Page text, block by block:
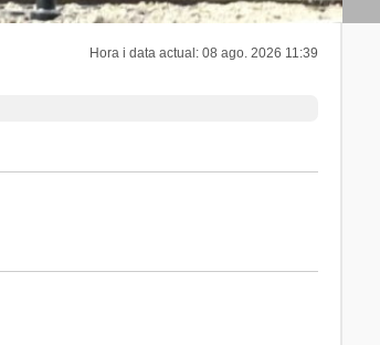
Hora i data actual: 08 ago. 2026 11:39